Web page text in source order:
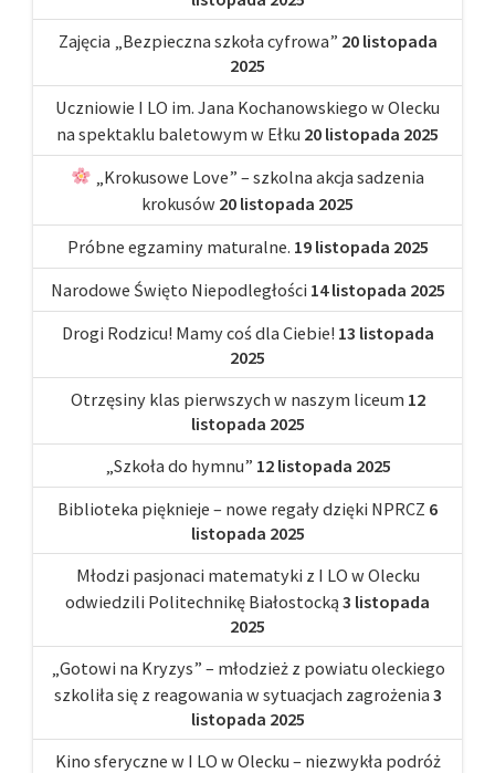
Zajęcia „Bezpieczna szkoła cyfrowa” 20 listopada
2025
Uczniowie I LO im. Jana Kochanowskiego w Olecku
na spektaklu baletowym w Ełku 20 listopada 2025
„Krokusowe Love” – szkolna akcja sadzenia
krokusów 20 listopada 2025
Próbne egzaminy maturalne. 19 listopada 2025
Narodowe Święto Niepodległości 14 listopada 2025
Drogi Rodzicu! Mamy coś dla Ciebie! 13 listopada
2025
Otrzęsiny klas pierwszych w naszym liceum 12
listopada 2025
„Szkoła do hymnu” 12 listopada 2025
Biblioteka pięknieje – nowe regały dzięki NPRCZ 6
listopada 2025
Młodzi pasjonaci matematyki z I LO w Olecku
odwiedzili Politechnikę Białostocką 3 listopada
2025
„Gotowi na Kryzys” – młodzież z powiatu oleckiego
szkoliła się z reagowania w sytuacjach zagrożenia 3
listopada 2025
Kino sferyczne w I LO w Olecku – niezwykła podróż